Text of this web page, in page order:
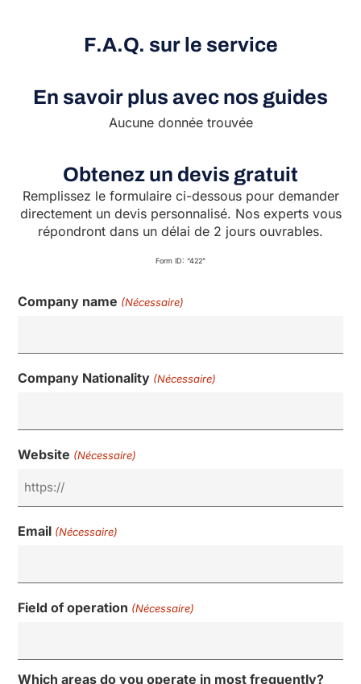
F.A.Q. sur le service
En savoir plus avec nos guides
Aucune donnée trouvée
Obtenez un devis gratuit
Remplissez le formulaire ci-dessous pour demander
directement un devis personnalisé. Nos experts vous
répondront dans un délai de 2 jours ouvrables.
Form ID: “422”
Company name (Nécessaire)
Company Nationality (Nécessaire)
Website (Nécessaire)
Email (Nécessaire)
Field of operation (Nécessaire)
Which areas do you operate in most frequently?